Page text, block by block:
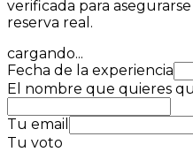
verificada para
reserva real.
cargando...
Fecha de la experiencia
El nombre que quieres
Tu email
Tu voto